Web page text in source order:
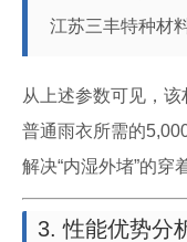
江苏三丰特种材
从上述参数可见，
普通雨衣所需的
解决“内湿外堵”的穿
3. 性能优势分